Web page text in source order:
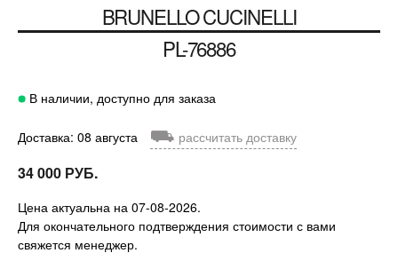
BRUNELLO CUCINELLI
PL-76886
В наличии, доступно для заказа
Доставка: 08 августа ⛟ рассчитать доставку
34 000 РУБ.
Цена актуальна на 07-08-2026.
Для окончательного подтверждения стоимости с вами
свяжется менеджер.